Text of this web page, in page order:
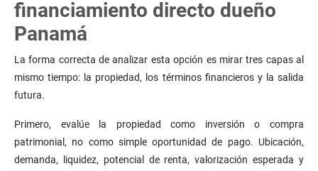
financiamiento directo dueño
Panamá
La forma correcta de analizar esta opción es mirar tres capas al
mismo tiempo: la propiedad, los términos financieros y la salida
futura.
Primero, evalúe la propiedad como inversión o compra
patrimonial, no como simple oportunidad de pago. Ubicación,
demanda, liquidez, potencial de renta, valorización esperada y